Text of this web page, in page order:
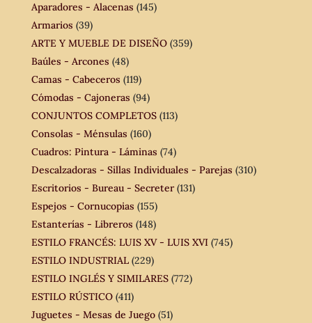
Aparadores - Alacenas (145)
Armarios (39)
ARTE Y MUEBLE DE DISEÑO (359)
Baúles - Arcones (48)
Camas - Cabeceros (119)
Cómodas - Cajoneras (94)
CONJUNTOS COMPLETOS (113)
Consolas - Ménsulas (160)
Cuadros: Pintura - Láminas (74)
Descalzadoras - Sillas Individuales - Parejas (310)
Escritorios - Bureau - Secreter (131)
Espejos - Cornucopias (155)
Estanterías - Libreros (148)
ESTILO FRANCÉS: LUIS XV - LUIS XVI (745)
ESTILO INDUSTRIAL (229)
ESTILO INGLÉS Y SIMILARES (772)
ESTILO RÚSTICO (411)
Juguetes - Mesas de Juego (51)